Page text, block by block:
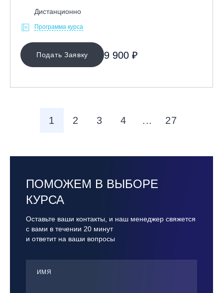
Дистанционно
Программа курса
Подать Заявку 9 900 ₽
1 2 3 4 ... 27
ПОМОЖЕМ В ВЫБОРЕ
КУРСА
Оставьте ваши контакты, и наш менеджер свяжется
с вами в течении 20 минут
и ответит на ваши вопросы
ИМЯ